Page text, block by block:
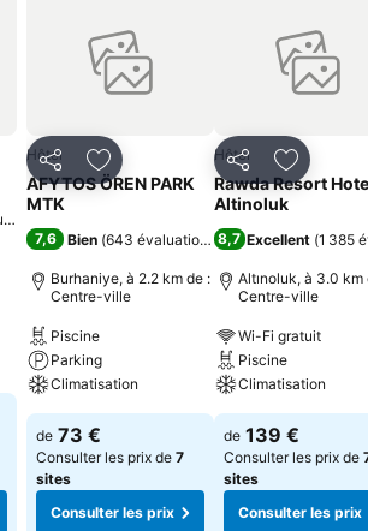
favoris
PartagerAjouter à mes favoris
Hôtel
AFYTOS ÖREN PARK
MTK
7,6 Bien (643 évaluations)
Burhaniye, à 2.2 km de :
Centre-ville
Piscine
Parking
Climatisation
de 73 €
Consulter les prix de 7
sites
Consulter les prix
PartagerAjouter
Hôtel
Rawda Resort
Altinoluk
8,7 Excellent (1 385
Altınoluk, à 3.0 km
Centre-ville
Wi-Fi gratuit
Piscine
Climatisation
de 139 €
Consulter les prix de
sites
Consulter les prix